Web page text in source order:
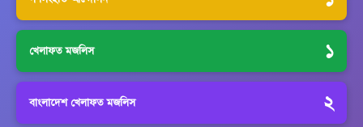
খেলাফত মজলিস ১
বাংলাদেশ খেলাফত মজলিস ২